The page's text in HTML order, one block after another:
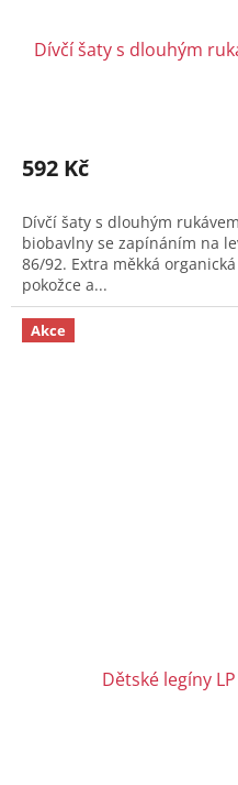
Dívčí šaty s dlouhým
592 Kč
Dívčí šaty s dlouhým
biobavlny se zapínáním na
86/92. Extra měkká
pokožce a...
Akce
Dětské legíny